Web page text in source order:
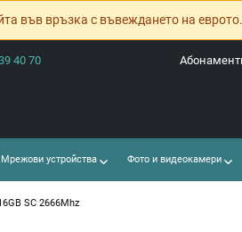
във връзка с въвеждането на
40 70
устройства Фото и видеокамери
SC 2666Mhz